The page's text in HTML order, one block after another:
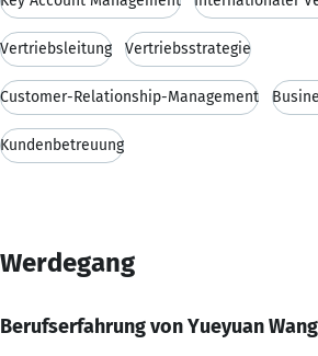
Vertriebsleitung Vertriebsstrategie
Customer-Relationship-Management
Kundenbetreuung
Werdegang
Berufserfahrung von Yueyuan Wang